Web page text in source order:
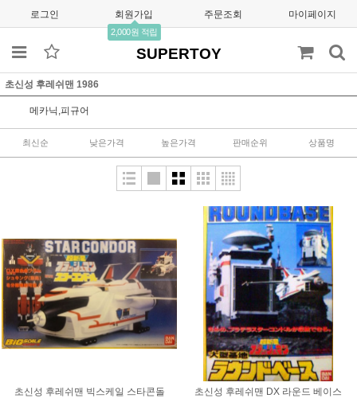
로그인 회원가입
2,000원 적립
주문조회 마이페이지
SUPERTOY
초신성 후레쉬맨 1986
메카닉,피규어
최신순 낮은가격 높은가격 판매순위 상품명
초신성 후레쉬맨 빅스케일 스타콘돌
초신성 후레쉬맨 DX 라운드 베이스